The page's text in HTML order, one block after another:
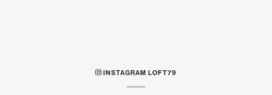
INSTAGRAM LOFT79